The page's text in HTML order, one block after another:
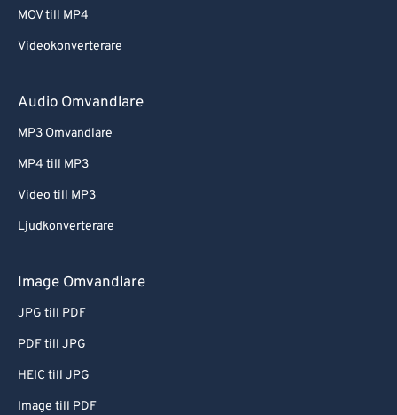
MOV till MP4
Videokonverterare
Audio Omvandlare
MP3 Omvandlare
MP4 till MP3
Video till MP3
Ljudkonverterare
Image Omvandlare
JPG till PDF
PDF till JPG
HEIC till JPG
Image till PDF